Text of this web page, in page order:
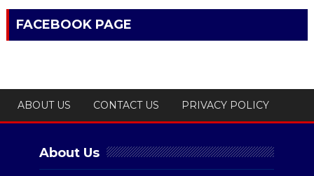
FACEBOOK PAGE
ABOUT US CONTACT US PRIVACY POLICY
About Us